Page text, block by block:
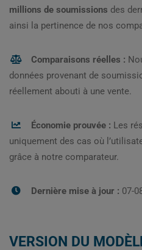
millions de soumissions des
ainsi la pertinence de nos
Comparaisons réelles :
données provenant de
réellement abouti à une vente.
Économie prouvée : Les
uniquement des cas où
grâce à notre comparateur.
Dernière mise à jour : 07-
VERSION DU